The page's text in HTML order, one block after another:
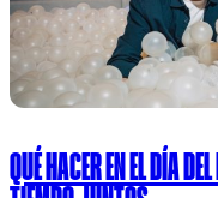
QUÉ HACER EN EL DÍA